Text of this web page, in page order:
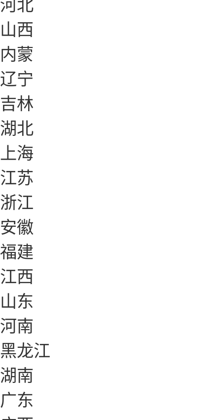
山西
内蒙
辽宁
吉林
湖北
上海
江苏
浙江
安徽
福建
江西
山东
河南
黑龙江
湖南
广东